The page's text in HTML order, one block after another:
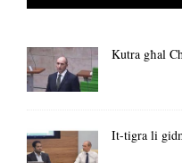
Kutra għal
It-tigra li